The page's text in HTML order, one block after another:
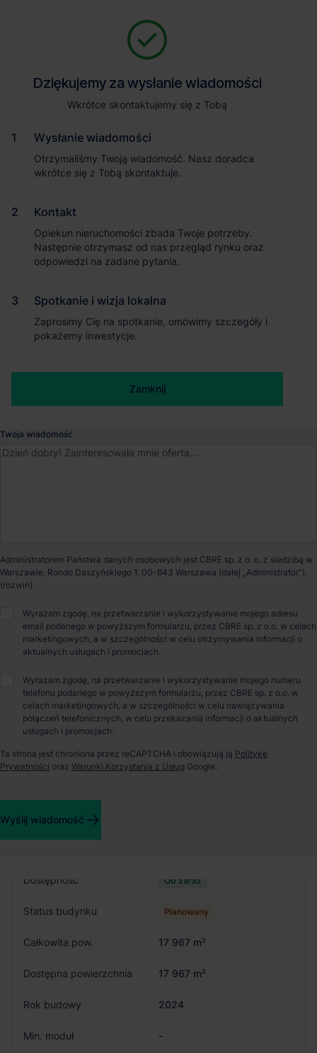
Magazyn Panattoni Park Tczew
Stanisławie
Tczew, Pomorskie
Opiekun nieruchomości
Małgorzata Ronkowska
Powierzchnia parku 17 967 m²
O parku
Panattoni Park Tczew (Stanisławie) to park dystrybucyjny o
powierzchni ok. 17 967 m². Park zostanie dostosowany do
potrzeb klientów, w pełni spełniając ich różnorodne wymagania
techniczne.
Budynek 1
Dostępność Od zaraz
Status budynku Planowany
Całkowita pow. 17 967 m²
Dostępna powierzchnia 17 967 m²
Rok budowy 2024
Min. moduł
-
Dziękujemy za wysłanie wiadomości
Wkrótce skontaktujemy się z Tobą
Wysłanie wiadomości
Otrzymaliśmy Twoją wiadomość. Nasz doradca
wkrótce się z Tobą skontaktuje.
Kontakt
Opiekun nieruchomości zbada Twoje potrzeby.
Następnie otrzymasz od nas przegląd rynku oraz
odpowiedzi na zadane pytania.
Spotkanie i wizja lokalna
Zaprosimy Cię na spotkanie, omówimy szczegóły i
pokażemy inwestycje.
Zamknij
Jesteśmy tu, żeby Ci pomóc. Niezależnie od tego, na jakim etapie
pomożemy Ci wybrać najlepszą ofertę. Napisz do nas!
Imię i nazwisko
Nazwa firmy
Email służbowy
Twoja wiadomość
Administratorem Państwa danych osobowych jest CBRE sp. z o. o. z siedzibą w
Warszawie, Rondo Daszyńskiego 1, 00-843 Warszawa (dalej „Administrator”).
Wyrażam zgodę, na przetwarzanie i wykorzystywanie mojego adresu
email podanego w powyższym formularzu, przez CBRE sp. z o.o. w celach
marketingowych, a w szczególności w celu otrzymywania informacji o
aktualnych usługach i promocjach.
Wyrażam zgodę, na przetwarzanie i wykorzystywanie mojego numeru
telefonu podanego w powyższym formularzu, przez CBRE sp. z o.o. w
celach marketingowych, a w szczególności w celu nawiązywania
połączeń telefonicznych, w celu przekazania informacji o aktualnych
usługach i promocjach.
Ta strona jest chroniona przez reCAPTCHA i obowiązują ją Politykę
Prywatności oraz Warunki Korzystania z Usług Google.
Wyślij wiadomość
Dziękujemy za wysłanie wiadomości
Wkrótce skontaktujemy się z Tobą
Wysłanie wiadomości
Otrzymaliśmy Twoją wiadomość. Nasz doradca
wkrótce się z Tobą skontaktuje.
Kontakt
Opiekun nieruchomości zbada Twoje potrzeby.
Następnie otrzymasz od nas przegląd rynku oraz
odpowiedzi na zadane pytania.
Spotkanie i wizja lokalna
Zaprosimy Cię na spotkanie, omówimy szczegóły i
pokażemy inwestycje.
Zamknij